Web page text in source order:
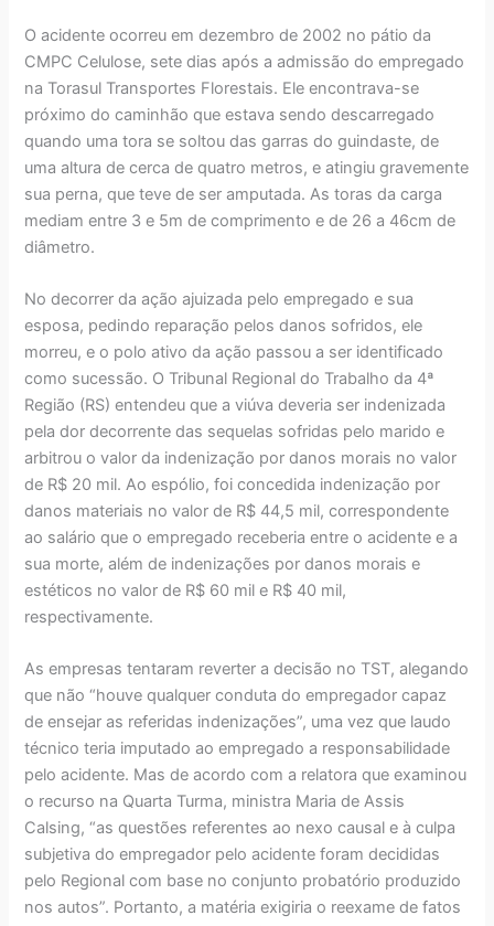
O acidente ocorreu em dezembro de 2002 no pátio da
CMPC Celulose, sete dias após a admissão do empregado
na Torasul Transportes Florestais. Ele encontrava-se
próximo do caminhão que estava sendo descarregado
quando uma tora se soltou das garras do guindaste, de
uma altura de cerca de quatro metros, e atingiu gravemente
sua perna, que teve de ser amputada. As toras da carga
mediam entre 3 e 5m de comprimento e de 26 a 46cm de
diâmetro.
No decorrer da ação ajuizada pelo empregado e sua
esposa, pedindo reparação pelos danos sofridos, ele
morreu, e o polo ativo da ação passou a ser identificado
como sucessão. O Tribunal Regional do Trabalho da 4ª
Região (RS) entendeu que a viúva deveria ser indenizada
pela dor decorrente das sequelas sofridas pelo marido e
arbitrou o valor da indenização por danos morais no valor
de R$ 20 mil. Ao espólio, foi concedida indenização por
danos materiais no valor de R$ 44,5 mil, correspondente
ao salário que o empregado receberia entre o acidente e a
sua morte, além de indenizações por danos morais e
estéticos no valor de R$ 60 mil e R$ 40 mil,
respectivamente.
As empresas tentaram reverter a decisão no TST, alegando
que não “houve qualquer conduta do empregador capaz
de ensejar as referidas indenizações”, uma vez que laudo
técnico teria imputado ao empregado a responsabilidade
pelo acidente. Mas de acordo com a relatora que examinou
o recurso na Quarta Turma, ministra Maria de Assis
Calsing, “as questões referentes ao nexo causal e à culpa
subjetiva do empregador pelo acidente foram decididas
pelo Regional com base no conjunto probatório produzido
nos autos”. Portanto, a matéria exigiria o reexame de fatos